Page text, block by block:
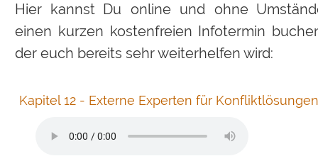
Hier kannst Du online und ohne
einen kurzen kostenfreien Infotermin
der euch bereits sehr weiterhelfen wird:
Kapitel 12 - Externe Experten für